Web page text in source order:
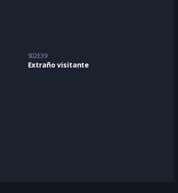
S02E39
Extraño visitante